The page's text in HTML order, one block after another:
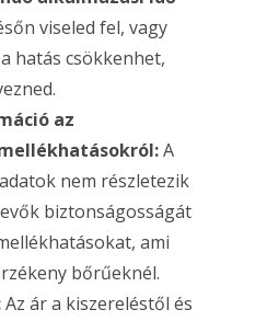
viseled fel, vagy
hatás csökkenhet,
az
A
nem részletezik
biztonságosságát
ami
bőrűeknél.
Az ár a kiszereléstől és